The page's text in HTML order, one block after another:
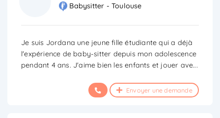
Babysitter - Toulouse
Je suis Jordana une jeune fille étudiante qui a déjà
l'expérience de baby-sitter depuis mon adolescence
pendant 4 ans. J'aime bien les enfants et jouer ave...
Envoyer une demande